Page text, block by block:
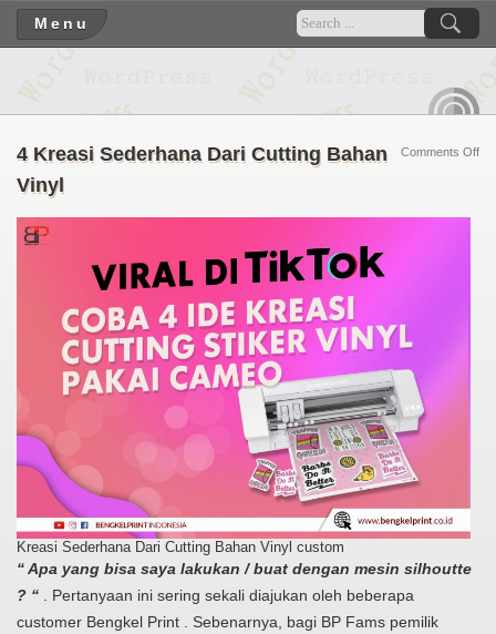
Menu
4 Kreasi Sederhana Dari Cutting Bahan
Vinyl
Kreasi Sederhana Dari Cutting Bahan Vinyl custom
“ Apa yang bisa saya lakukan / buat dengan mesin silhoutte
? “ . Pertanyaan ini sering sekali diajukan oleh beberapa
customer Bengkel Print . Sebenarnya, bagi BP Fams pemilik
Comments Offon